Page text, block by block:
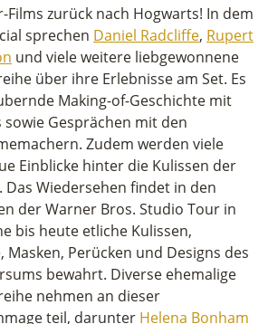
zurück nach Hogwarts! In dem
sprechen Daniel Radcliffe, Rupert
und viele weitere liebgewonnene
über ihre Erlebnisse am Set. Es
Making-of-Geschichte mit
Gesprächen mit den
Zudem werden viele
Einblicke hinter die Kulissen der
Das Wiedersehen findet in den
der Warner Bros. Studio Tour in
bis heute etliche Kulissen,
Perücken und Designs des
bewahrt. Diverse ehemalige
nehmen an dieser
teil, darunter Helena Bonham